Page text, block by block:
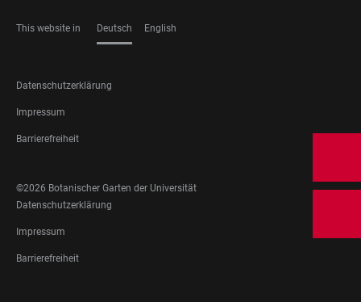
This website in Deutsch English
FOOTER
LEGAL
Datenschutzerklärung
Impressum
Barrierefreiheit
SOCIAL
©2026 Botanischer Garten der Universität
FOOTER
LEGAL
Datenschutzerklärung
Impressum
Barrierefreiheit